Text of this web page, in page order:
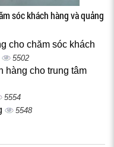
sóc khách hàng và quảng
cho chăm sóc khách
5502
hàng cho trung tâm
5554
5548